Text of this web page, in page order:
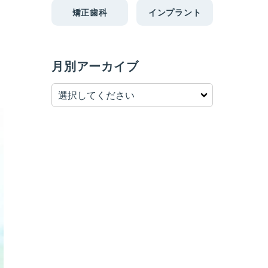
矯正歯科 インプラント
月別アーカイブ